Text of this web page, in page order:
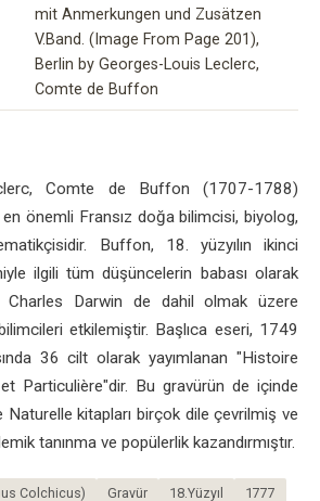
mit Anmerkungen und Zusätzen
V.Band. (Image From Page 201),
Berlin by Georges-Louis Leclerc,
Comte de Buffon
Comte de Buffon (1707-1788)
en önemli Fransız doğa bilimcisi, biyolog,
Buffon, 18. yüzyılın ikinci
ilgili tüm düşüncelerin babası olarak
Charles Darwin de dahil olmak üzere
etkilemiştir. Başlıca eseri, 1749
36 cilt olarak yayımlanan "Histoire
Particulière"dir. Bu gravürün de içinde
Naturelle kitapları birçok dile çevrilmiş ve
tanınma ve popülerlik kazandırmıştır.
Colchicus) Gravür 18.Yüzyıl
1777